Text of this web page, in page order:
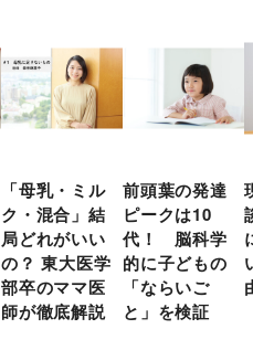
「母乳・ミル
ク・混合」結
局どれがいい
の？ 東大医学
部卒のママ医
師が徹底解説
前頭葉の発達
ピークは10
代！ 脳科学
的に子どもの
「ならいご
と」を検証